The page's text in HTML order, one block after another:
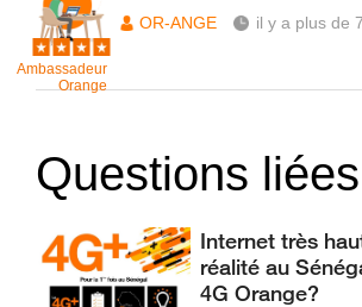
Ambassadeur
Orange
OR-ANGE
il y a plus de
Questions liées
Internet très
réalité au
4G Orange?